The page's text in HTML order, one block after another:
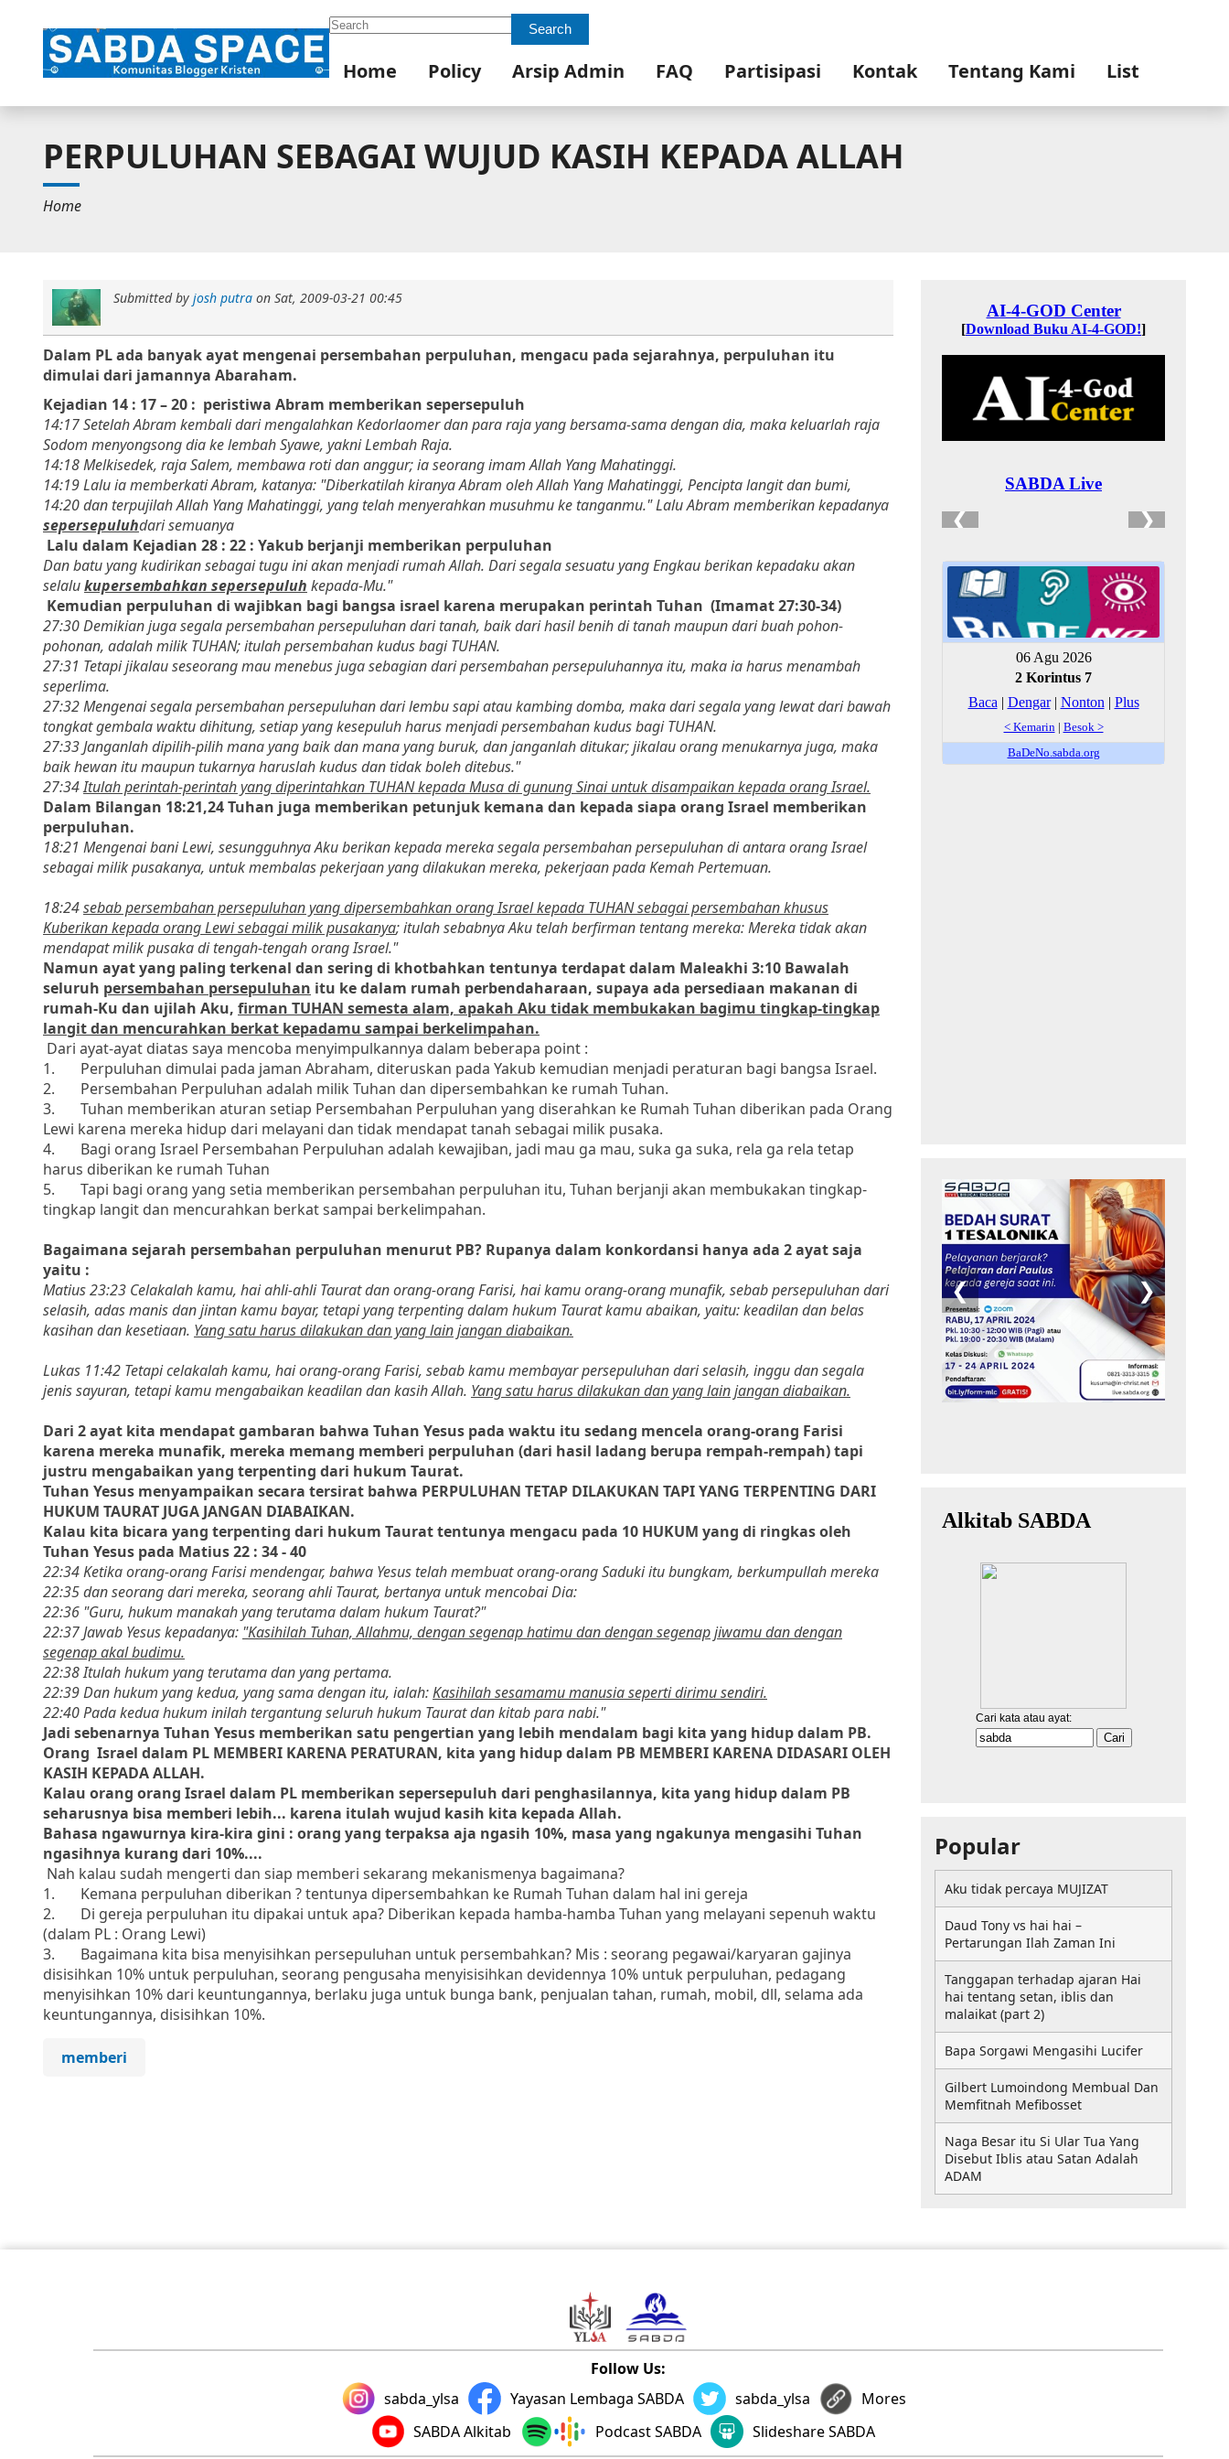
Search Search
Home Policy Arsip Admin FAQ Partisipasi Kontak Tentang Kami List
PERPULUHAN SEBAGAI WUJUD KASIH KEPADA ALLAH
Home
Submitted byjosh putra onSat, 2009-03-21 00:45
Dalam PL ada banyak ayat mengenai persembahan perpuluhan, mengacu pada sejarahnya, perpuluhan itu
dimulai dari jamannya Abaraham.
Kejadian 14 : 17 – 20 : peristiwa Abram memberikan sepersepuluh
14:17 Setelah Abram kembali dari mengalahkan Kedorlaomer dan para raja yang bersama-sama dengan dia, maka keluarlah raja
Sodom menyongsong dia ke lembah Syawe, yakni Lembah Raja.
14:18 Melkisedek, raja Salem, membawa roti dan anggur; ia seorang imam Allah Yang Mahatinggi.
14:19 Lalu ia memberkati Abram, katanya: "Diberkatilah kiranya Abram oleh Allah Yang Mahatinggi, Pencipta langit dan bumi,
14:20 dan terpujilah Allah Yang Mahatinggi, yang telah menyerahkan musuhmu ke tanganmu." Lalu Abram memberikan kepadanya
sepersepuluhdari semuanya
Lalu dalam Kejadian 28 : 22 : Yakub berjanji memberikan perpuluhan
Dan batu yang kudirikan sebagai tugu ini akan menjadi rumah Allah. Dari segala sesuatu yang Engkau berikan kepadaku akan
selalukupersembahkan sepersepuluh kepada-Mu."
Kemudian perpuluhan di wajibkan bagi bangsa israel karena merupakan perintah Tuhan (Imamat 27:30-34)
27:30 Demikian juga segala persembahan persepuluhan dari tanah, baik dari hasil benih di tanah maupun dari buah pohon-
pohonan, adalah milik TUHAN; itulah persembahan kudus bagi TUHAN.
27:31 Tetapi jikalau seseorang mau menebus juga sebagian dari persembahan persepuluhannya itu, maka ia harus menambah
seperlima.
27:32 Mengenai segala persembahan persepuluhan dari lembu sapi atau kambing domba, maka dari segala yang lewat dari bawah
tongkat gembala waktu dihitung, setiap yang kesepuluh harus menjadi persembahan kudus bagi TUHAN.
27:33 Janganlah dipilih-pilih mana yang baik dan mana yang buruk, dan janganlah ditukar; jikalau orang menukarnya juga, maka
baik hewan itu maupun tukarnya haruslah kudus dan tidak boleh ditebus."
27:34Itulah perintah-perintah yang diperintahkan TUHAN kepada Musa di gunung Sinai untuk disampaikan kepada orang Israel.
Dalam Bilangan 18:21,24 Tuhan juga memberikan petunjuk kemana dan kepada siapa orang Israel memberikan
perpuluhan.
18:21 Mengenai bani Lewi, sesungguhnya Aku berikan kepada mereka segala persembahan persepuluhan di antara orang Israel
sebagai milik pusakanya, untuk membalas pekerjaan yang dilakukan mereka, pekerjaan pada Kemah Pertemuan.
18:24sebab persembahan persepuluhan yang dipersembahkan orang Israel kepada TUHAN sebagai persembahan khusus
Kuberikan kepada orang Lewi sebagai milik pusakanya; itulah sebabnya Aku telah berfirman tentang mereka: Mereka tidak akan
mendapat milik pusaka di tengah-tengah orang Israel."
Namun ayat yang paling terkenal dan sering di khotbahkan tentunya terdapat dalam Maleakhi 3:10 Bawalah
seluruh persembahan persepuluhan itu ke dalam rumah perbendaharaan, supaya ada persediaan makanan di
rumah-Ku dan ujilah Aku, firman TUHAN semesta alam, apakah Aku tidak membukakan bagimu tingkap-tingkap
langit dan mencurahkan berkat kepadamu sampai berkelimpahan.
Dari ayat-ayat diatas saya mencoba menyimpulkannya dalam beberapa point :
1.
Perpuluhan dimulai pada jaman Abraham, diteruskan pada Yakub kemudian menjadi peraturan bagi bangsa Israel.
2.
Persembahan Perpuluhan adalah milik Tuhan dan dipersembahkan ke rumah Tuhan.
3.
Tuhan memberikan aturan setiap Persembahan Perpuluhan yang diserahkan ke Rumah Tuhan diberikan pada Orang
Lewi karena mereka hidup dari melayani dan tidak mendapat tanah sebagai milik pusaka.
4.
Bagi orang Israel Persembahan Perpuluhan adalah kewajiban, jadi mau ga mau, suka ga suka, rela ga rela tetap
harus diberikan ke rumah Tuhan
5.
Tapi bagi orang yang setia memberikan persembahan perpuluhan itu, Tuhan berjanji akan membukakan tingkap-
tingkap langit dan mencurahkan berkat sampai berkelimpahan.
Bagaimana sejarah persembahan perpuluhan menurut PB? Rupanya dalam konkordansi hanya ada 2 ayat saja
yaitu :
Matius 23:23 Celakalah kamu, hai ahli-ahli Taurat dan orang-orang Farisi, hai kamu orang-orang munafik, sebab persepuluhan dari
selasih, adas manis dan jintan kamu bayar, tetapi yang terpenting dalam hukum Taurat kamu abaikan, yaitu: keadilan dan belas
kasihan dan kesetiaan. Yang satu harus dilakukan dan yang lain jangan diabaikan.
Lukas 11:42 Tetapi celakalah kamu, hai orang-orang Farisi, sebab kamu membayar persepuluhan dari selasih, inggu dan segala
jenis sayuran, tetapi kamu mengabaikan keadilan dan kasih Allah. Yang satu harus dilakukan dan yang lain jangan diabaikan.
Dari 2 ayat kita mendapat gambaran bahwa Tuhan Yesus pada waktu itu sedang mencela orang-orang Farisi
karena mereka munafik, mereka memang memberi perpuluhan (dari hasil ladang berupa rempah-rempah) tapi
justru mengabaikan yang terpenting dari hukum Taurat.
Tuhan Yesus menyampaikan secara tersirat bahwa PERPULUHAN TETAP DILAKUKAN TAPI YANG TERPENTING DARI
HUKUM TAURAT JUGA JANGAN DIABAIKAN.
Kalau kita bicara yang terpenting dari hukum Taurat tentunya mengacu pada 10 HUKUM yang di ringkas oleh
Tuhan Yesus pada Matius 22 : 34 - 40
22:34 Ketika orang-orang Farisi mendengar, bahwa Yesus telah membuat orang-orang Saduki itu bungkam, berkumpullah mereka
22:35 dan seorang dari mereka, seorang ahli Taurat, bertanya untuk mencobai Dia:
22:36 "Guru, hukum manakah yang terutama dalam hukum Taurat?"
22:37 Jawab Yesus kepadanya: "Kasihilah Tuhan, Allahmu, dengan segenap hatimu dan dengan segenap jiwamu dan dengan
segenap akal budimu.
22:38 Itulah hukum yang terutama dan yang pertama.
22:39 Dan hukum yang kedua, yang sama dengan itu, ialah:Kasihilah sesamamu manusia seperti dirimu sendiri.
22:40 Pada kedua hukum inilah tergantung seluruh hukum Taurat dan kitab para nabi."
Jadi sebenarnya Tuhan Yesus memberikan satu pengertian yang lebih mendalam bagi kita yang hidup dalam PB.
Orang Israel dalam PL MEMBERI KARENA PERATURAN, kita yang hidup dalam PB MEMBERI KARENA DIDASARI OLEH
KASIH KEPADA ALLAH.
Kalau orang orang Israel dalam PL memberikan sepersepuluh dari penghasilannya, kita yang hidup dalam PB
seharusnya bisa memberi lebih... karena itulah wujud kasih kita kepada Allah.
Bahasa ngawurnya kira-kira gini : orang yang terpaksa aja ngasih 10%, masa yang ngakunya mengasihi Tuhan
ngasihnya kurang dari 10%....
Nah kalau sudah mengerti dan siap memberi sekarang mekanismenya bagaimana?
1.
Kemana perpuluhan diberikan ? tentunya dipersembahkan ke Rumah Tuhan dalam hal ini gereja
2.
Di gereja perpuluhan itu dipakai untuk apa? Diberikan kepada hamba-hamba Tuhan yang melayani sepenuh waktu
(dalam PL : Orang Lewi)
3.
Bagaimana kita bisa menyisihkan persepuluhan untuk persembahkan? Mis : seorang pegawai/karyaran gajinya
disisihkan 10% untuk perpuluhan, seorang pengusaha menyisisihkan devidennya 10% untuk perpuluhan, pedagang
menyisihkan 10% dari keuntungannya, berlaku juga untuk bunga bank, penjualan tahan, rumah, mobil, dll, selama ada
keuntungannya, disisihkan 10%.
memberi
Popular
Aku tidak percaya MUJIZAT
Daud Tony vs hai hai –
Pertarungan Ilah Zaman Ini
Tanggapan terhadap ajaran Hai
hai tentang setan, iblis dan
malaikat (part 2)
Bapa Sorgawi Mengasihi Lucifer
Gilbert Lumoindong Membual Dan
Memfitnah Mefibosset
Naga Besar itu Si Ular Tua Yang
Disebut Iblis atau Satan Adalah
ADAM
Follow Us:
sabda_ylsa
Yayasan Lembaga SABDA sabda_ylsa
Mores
SABDA Alkitab
Podcast SABDA Slideshare SABDA